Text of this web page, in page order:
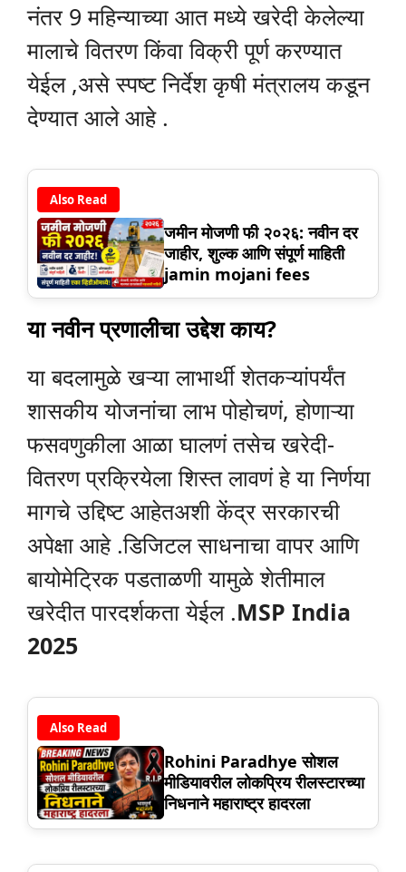
नंतर 9 महिन्याच्या आत मध्ये खरेदी केलेल्या
मालाचे वितरण किंवा विक्री पूर्ण करण्यात
येईल ,असे स्पष्ट निर्देश कृषी मंत्रालय कडून
देण्यात आले आहे .
Also Read
जमीन मोजणी फी २०२६: नवीन दर
जाहीर, शुल्क आणि संपूर्ण माहिती
jamin mojani fees
या नवीन प्रणालीचा उद्देश काय?
या बदलामुळे खऱ्या लाभार्थी शेतकऱ्यांपर्यंत
शासकीय योजनांचा लाभ पोहोचणं, होणाऱ्या
फसवणुकीला आळा घालणं तसेच खरेदी-
वितरण प्रक्रियेला शिस्त लावणं हे या निर्णया
मागचे उद्दिष्ट आहेतअशी केंद्र सरकारची
अपेक्षा आहे .डिजिटल साधनाचा वापर आणि
बायोमेट्रिक पडताळणी यामुळे शेतीमाल
खरेदीत पारदर्शकता येईल .MSP India
2025
Also Read
Rohini Paradhye सोशल
मीडियावरील लोकप्रिय रीलस्टारच्या
निधनाने महाराष्ट्र हादरला